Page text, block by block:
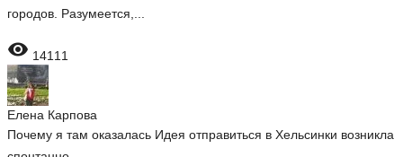
городов. Разумеется,...
 14111
Елена Карпова
Почему я там оказалась Идея отправиться в Хельсинки возникла